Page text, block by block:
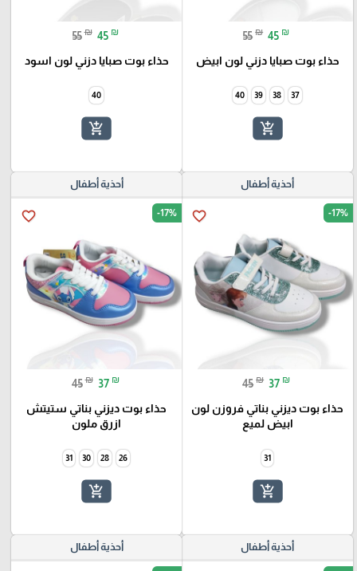
55 ₪ 45 ₪
حذاء بوت صبايا دزني لون ابيض
37
38
39
40
add_shopping_cart
55 ₪ 45 ₪
حذاء بوت صبايا دزني لون اسود
40
add_shopping_cart
أحذية أطفال
favorite_border -17%
45 ₪ 37 ₪
حذاء بوت ديزني بناتي فروزن لون
ابيض لميع
31
add_shopping_cart
أحذية أطفال
favorite_border -17%
45 ₪ 37 ₪
حذاء بوت ديزني بناتي ستيتش
ازرق ملون
26
28
30
31
add_shopping_cart
أحذية أطفال أحذية أطفال